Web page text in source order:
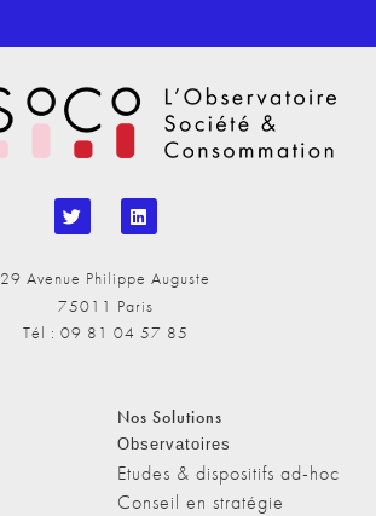
29 Avenue Philippe Auguste
75011 Paris
Tél : 09 81 04 57 85
Nos Solutions
Observatoires
Etudes & dispositifs ad-hoc
Conseil en stratégie